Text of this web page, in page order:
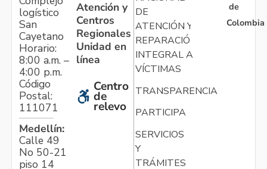
logístico
San
Cayetano
Horario:
8:00 a.m. –
4:00 p.m.
Código
Postal:
111071
Medellín:
Calle 49
No 50-21
piso 14
Atención y
Centros
Regionales
Unidad en
línea
Centro
de
relevo
DE
ATENCIÓN Y
REPARACIÓN
INTEGRAL A
VÍCTIMAS
TRANSPARENCIA
PARTICIPA
SERVICIOS
Y
TRÁMITES
de
Colombia